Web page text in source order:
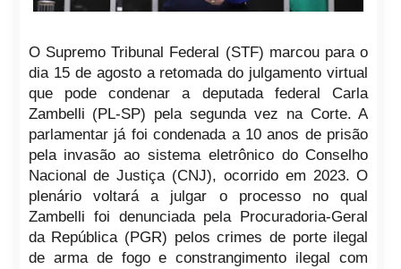
O Supremo Tribunal Federal (STF) marcou para o
dia 15 de agosto a retomada do julgamento virtual
que pode condenar a deputada federal Carla
Zambelli (PL-SP) pela segunda vez na Corte. A
parlamentar já foi condenada a 10 anos de prisão
pela invasão ao sistema eletrônico do Conselho
Nacional de Justiça (CNJ), ocorrido em 2023. O
plenário voltará a julgar o processo no qual
Zambelli foi denunciada pela Procuradoria-Geral
da República (PGR) pelos crimes de porte ilegal
de arma de fogo e constrangimento ilegal com